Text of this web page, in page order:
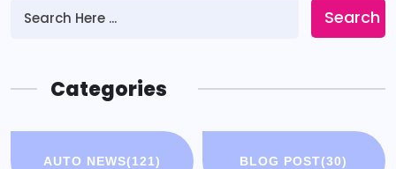
Search
Categories
AUTO NEWS(121) BLOG POST(30)